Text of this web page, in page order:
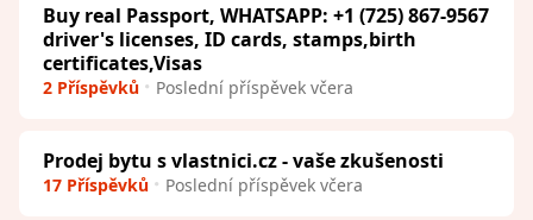
Buy real Passport, WHATSAPP: +1 (725) 867-9567
driver's licenses, ID cards, stamps,birth
certificates,Visas
2 Příspěvků Poslední příspěvek včera
Prodej bytu s vlastnici.cz - vaše zkušenosti
17 Příspěvků Poslední příspěvek včera